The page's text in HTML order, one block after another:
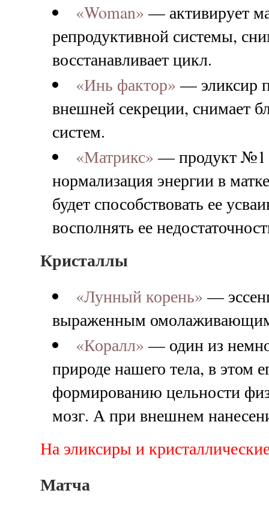
«Woman» — активирует
репродуктивной системы,
восстанавливает цикл.
«Инь фактор» — эликсир
внешней секреции, снимает
систем.
«Матрикс» — продукт №1
нормализация энергии в
будет способствовать ее
восполнять ее
Кристаллы
«Лунный корень» —
выраженным
«Коралл» — один из
природе нашего тела, в этом
формированию цельности
мозг. А при внешнем
На эликсиры и
Матча